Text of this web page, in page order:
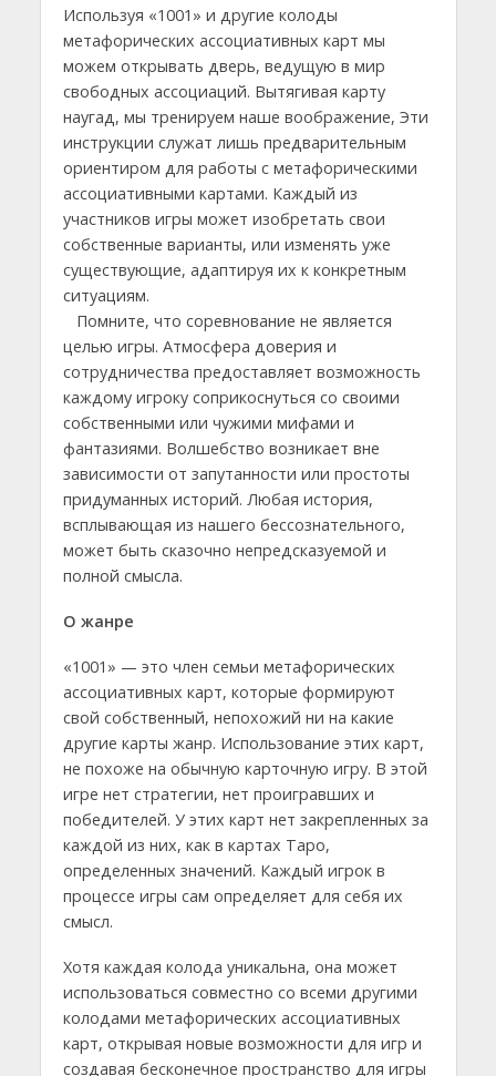
Используя «1001» и другие колоды
метафорических ассоциативных карт мы
можем открывать дверь, ведущую в мир
свободных ассоциаций. Вытягивая карту
наугад, мы тренируем наше воображение, Эти
инструкции служат лишь предварительным
ориентиром для работы с метафорическими
ассоциативными картами. Каждый из
участников игры может изобретать свои
собственные варианты, или изменять уже
существующие, адаптируя их к конкретным
ситуациям.
Помните, что соревнование не является
целью игры. Атмосфера доверия и
сотрудничества предоставляет возможность
каждому игроку соприкоснуться со своими
собственными или чужими мифами и
фантазиями. Волшебство возникает вне
зависимости от запутанности или простоты
придуманных историй. Любая история,
всплывающая из нашего бессознательного,
может быть сказочно непредсказуемой и
полной смысла.
О жанре
«1001» — это член семьи метафорических
ассоциативных карт, которые формируют
свой собственный, непохожий ни на какие
другие карты жанр. Использование этих карт,
не похоже на обычную карточную игру. В этой
игре нет стратегии, нет проигравших и
победителей. У этих карт нет закрепленных за
каждой из них, как в картах Таро,
определенных значений. Каждый игрок в
процессе игры сам определяет для себя их
смысл.
Хотя каждая колода уникальна, она может
использоваться совместно со всеми другими
колодами метафорических ассоциативных
карт, открывая новые возможности для игр и
создавая бесконечное пространство для игры